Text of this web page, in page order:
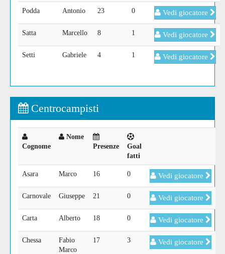
Podda Antonio 23 0 Vedi giocatore
Satta Marcello 8 1 Vedi giocatore
Setti Gabriele 4 1 Vedi giocatore
Centrocampisti
Cognome
Nome
Presenze
Goal
fatti
Asara Marco 16 0 Vedi giocatore
Carnovale Giuseppe 21 0 Vedi giocatore
Carta Alberto 18 0 Vedi giocatore
Chessa
Fabio
Marco
17 3 Vedi giocatore